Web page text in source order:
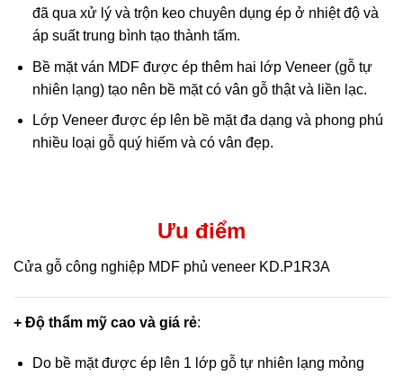
đã qua xử lý và trộn keo chuyên dụng ép ở nhiệt độ và
áp suất trung bình tạo thành tấm.
Bề mặt ván MDF được ép thêm hai lớp Veneer (gỗ tự
nhiên lạng) tạo nên bề mặt có vân gỗ thật và liền lạc.
Lớp Veneer được ép lên bề mặt đa dạng và phong phú
nhiều loại gỗ quý hiếm và có vân đẹp.
Ưu điểm
Cửa gỗ công nghiệp MDF phủ veneer KD.P1R3A
+ Độ thẩm mỹ cao và giá rẻ:
Do bề mặt được ép lên 1 lớp gỗ tự nhiên lạng mỏng